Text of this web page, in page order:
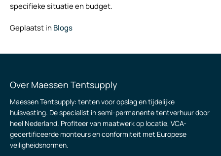
specifieke situatie en budget.
Geplaatst in Blogs
Over Maessen Tentsupply
Maessen Tentsupply: tenten voor opslag en tijdelijke
huisvesting. De specialist in semi-permanente tentverhuur door
heel Nederland. Profiteer van maatwerk op locatie, VCA-
gecertificeerde monteurs en conformiteit met Europese
veiligheidsnormen.